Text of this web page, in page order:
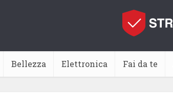
Bellezza Elettronica Fai da te